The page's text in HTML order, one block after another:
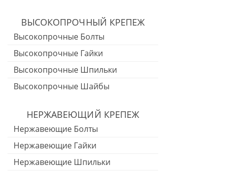
ВЫСОКОПРОЧНЫЙ КРЕПЕЖ
Высокопрочные Болты
Высокопрочные Гайки
Высокопрочные Шпильки
Высокопрочные Шайбы
НЕРЖАВЕЮЩИЙ КРЕПЕЖ
Нержавеющие Болты
Нержавеющие Гайки
Нержавеющие Шпильки